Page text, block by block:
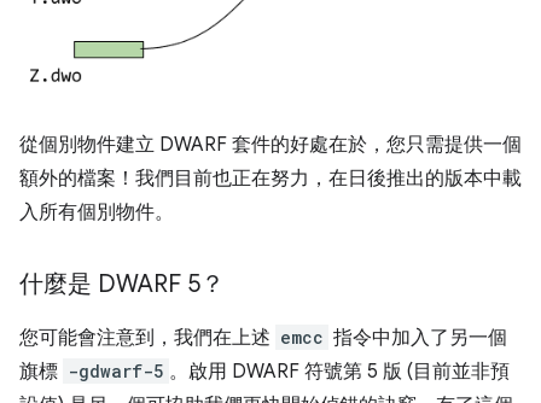
從個別物件建立 DWARF 套件的好處在於，您只需提供一個
額外的檔案！我們目前也正在努力，在日後推出的版本中載
入所有個別物件。
什麼是 DWARF 5？
您可能會注意到，我們在上述 emcc 指令中加入了另一個
旗標 -gdwarf-5 。啟用 DWARF 符號第 5 版 (目前並非預